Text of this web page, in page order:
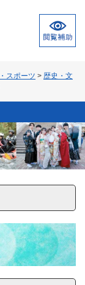
スポーツ > 歴史・文